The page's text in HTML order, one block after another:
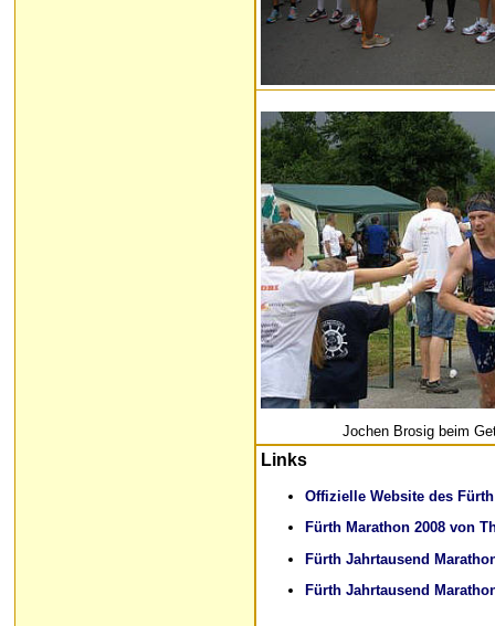
Jochen Brosig beim
Links
Offizielle Website des
Fürth Marathon 2008 von
Fürth Jahrtausend
Fürth Jahrtausend